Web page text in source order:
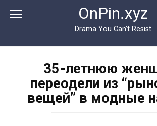
OnPin.xyz
Drama You Can’t Resist
35-летнюю
переодели из
вещей” в модные